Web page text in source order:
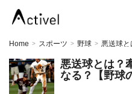
Home > スポーツ > 野球 > 悪送球と
悪送球とは？
なる？【野球